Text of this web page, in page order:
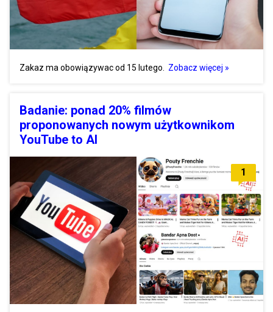
Zakaz ma obowiązywac od 15 lutego. Zobacz więcej »
Badanie: ponad 20% filmów
proponowanych nowym użytkownikom
YouTube to AI
1